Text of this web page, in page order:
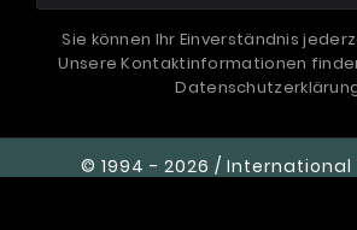
Sie können Ihr Einverständnis
Unsere Kontaktinformationen
© 1994 - 2026 /